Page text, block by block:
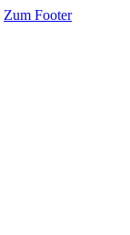
Zum Footer